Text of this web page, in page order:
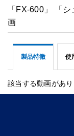
「FX-600」 「
画
製品特徴 使
該当する動画があり